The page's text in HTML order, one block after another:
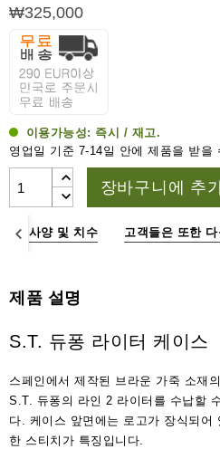
습
기
타
시
가
₩325,000
이용가능성: 즉시 / 재고.
영업일 기준 7-14일 안에 제품을 받을
장바구니에 추
사양 및 치수 고객들은 또한
제품 설명
S.T. 듀퐁 라이터 케이스
스페인에서 제작된 브라운 가죽 소재
S.T. 듀퐁의 라인 2 라이터를 수납할
다. 케이스 앞면에는 로고가 장식되어
한 스티치가 특징입니다.